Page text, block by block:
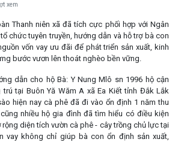
xem
Thanh niên xã đã tích cực phối hợp với Ngân
chức tuyên truyền, hướng dẫn và hỗ trợ bà con
vốn vay ưu đãi để phát triển sản xuất, kinh
bước vươn lên thoát nghèo bền vững.
dẫn cho hộ Bà: Y Nung Mlô sn 1996 hộ cận
tại Buôn Yă Wăm A xã Ea Kiết tỉnh Đắk Lắk
hiện nay cà phê đã đi vào ổn định 1 năm thu
nhiều hộ gia đình đã tìm hiểu có điều kiện
diện tích vườn cà phê - cây trồng chủ lực tại
vay không chỉ giúp bà con ổn định sản xuất,